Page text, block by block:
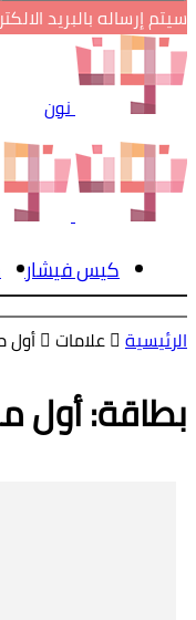
سيتم إرساله بالبريد
نون
كيس فيشار
الرئيسية علامات أول
بطاقة: أول